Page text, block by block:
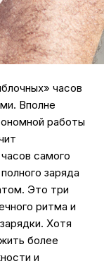
часов
Вполне
работы
самого
заряда
Это три
ритма и
Хотя
более
и